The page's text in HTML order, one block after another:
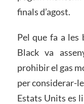
finals d’agost.
Pel que fa a les
Black va
prohibir el gas
per considerar-
Estats Units es